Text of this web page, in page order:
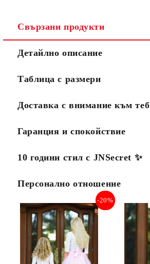
Свързани продукти
Детайлно описание
Таблица с размери
Доставка с внимание към теб
Гаранция и спокойствие
10 години стил с JNSecret ✨️
Персонално отношение
-20%